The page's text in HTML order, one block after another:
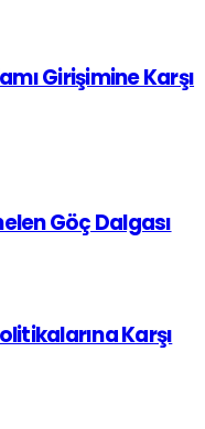
Girişimine Karşı
Göç Dalgası
Karşı